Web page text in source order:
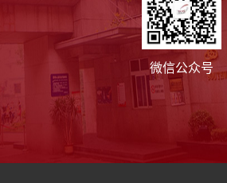
微信公众号